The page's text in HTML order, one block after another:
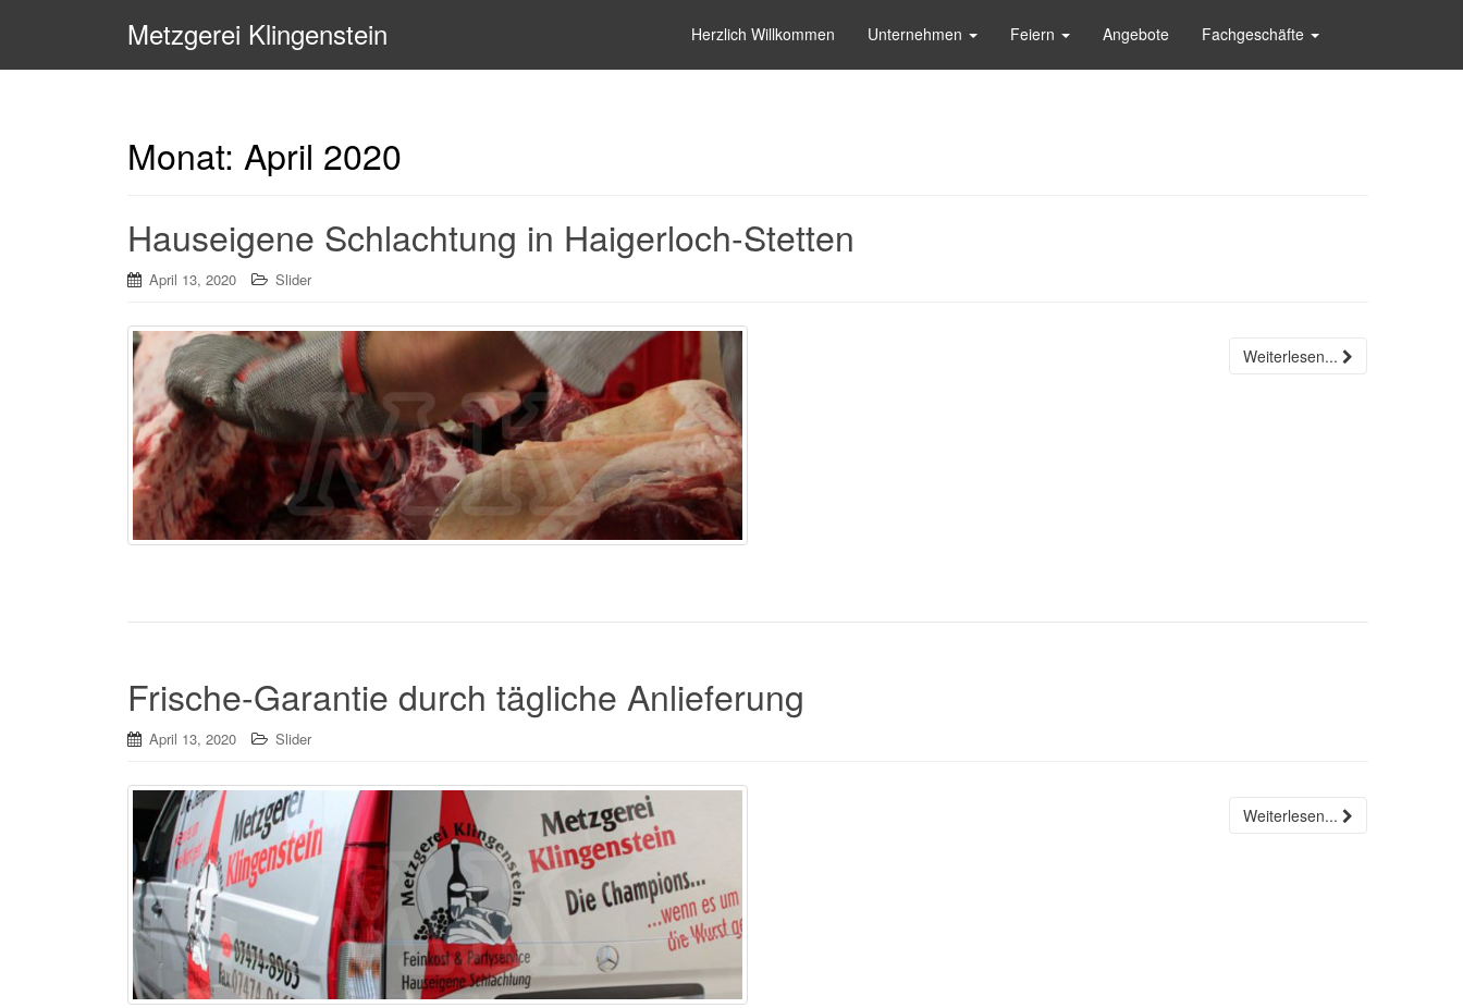
Metzgerei Klingenstein Herzlich Willkommen Unternehmen Feiern Angebote Fachgeschäfte
Monat: April 2020
Hauseigene Schlachtung in Haigerloch-Stetten
April 13, 2020 Slider
Weiterlesen...
Frische-Garantie durch tägliche Anlieferung
April 13, 2020 Slider
Weiterlesen...